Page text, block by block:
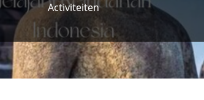
Activiteiten